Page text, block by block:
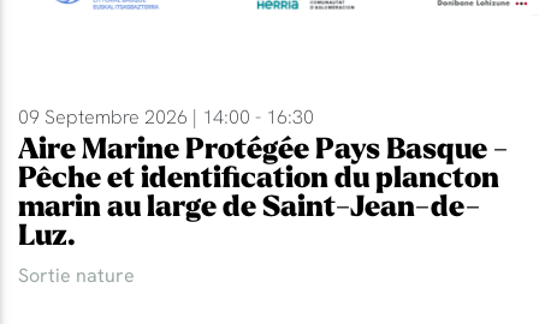
09 Septembre 2026 | 14:00 - 16:30
Aire Marine Protégée Pays Basque -
Pêche et identification du plancton
marin au large de Saint-Jean-de-
Luz.
Sortie nature